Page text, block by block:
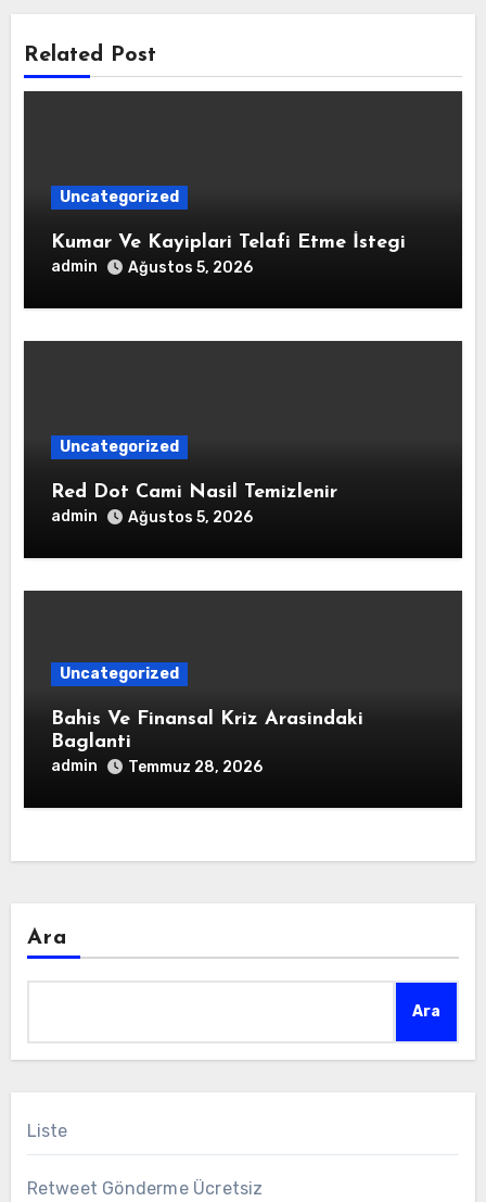
Related Post
Uncategorized
Kumar Ve Kayiplari Telafi Etme İstegi
admin Ağustos 5, 2026
Uncategorized
Red Dot Cami Nasil Temizlenir
admin Ağustos 5, 2026
Uncategorized
Bahis Ve Finansal Kriz Arasindaki
Baglanti
admin Temmuz 28, 2026
Ara
Ara
Liste
Retweet Gönderme Ücretsiz